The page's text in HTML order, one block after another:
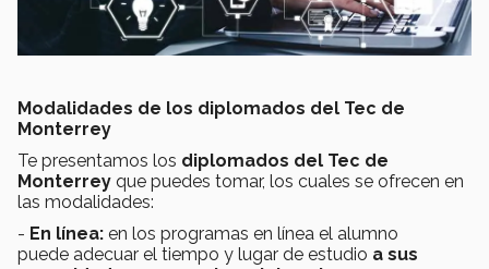
Modalidades de los diplomados del Tec de
Monterrey
Te presentamos los diplomados del Tec de
Monterrey que puedes tomar, los cuales se ofrecen en
las modalidades:
- En línea: en los programas en línea el alumno
puede adecuar el tiempo y lugar de estudio a sus